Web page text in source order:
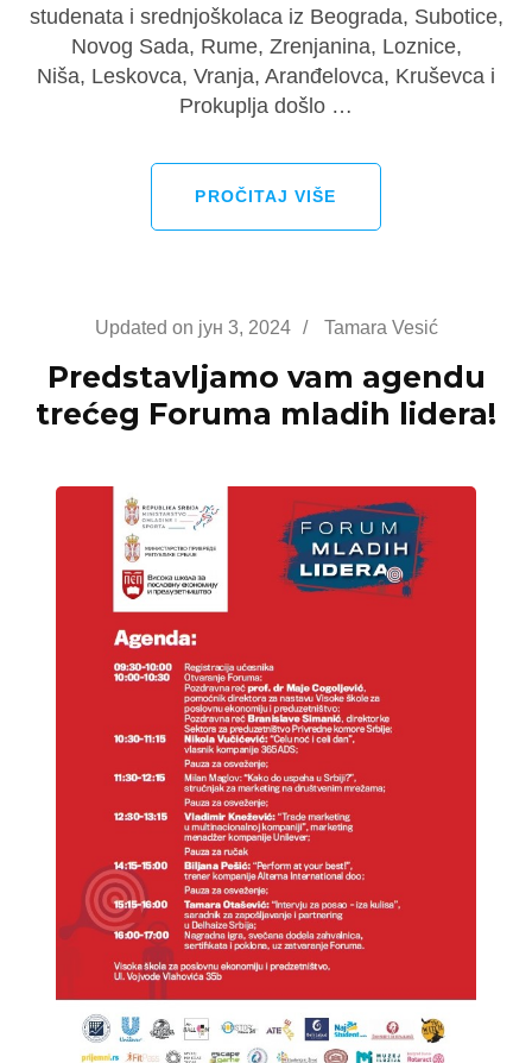
studenata i srednjoškolaca iz Beograda, Subotice,
Novog Sada, Rume, Zrenjanina, Loznice,
Niša, Leskovca, Vranja, Aranđelovca, Kruševca i
Prokuplja došlo …
PROČITAJ VIŠE
Updated on јун 3, 2024 / Tamara Vesić
Predstavljamo vam agendu
trećeg Foruma mladih lidera!